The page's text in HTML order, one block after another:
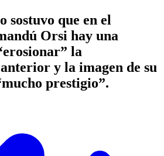
sostuvo que en el
Orsi hay una
la
y la imagen de su
prestigio”.